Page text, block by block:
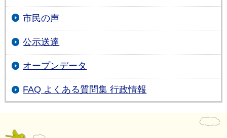
市民の声
公示送達
オープンデータ
FAQ よくある質問集 行政情報